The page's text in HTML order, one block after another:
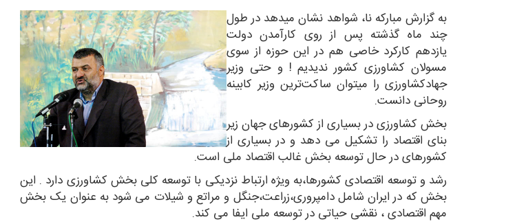
به گزارش مبارکه نا، شواهد نشان میدهد در طول
چند ماه گذشته پس از روی کارآمدن دولت
یازدهم کارکرد خاصی هم در این حوزه از سوی
مسولان کشاورزی کشور ندیدیم ! و حتی وزیر
جهادکشاورزی را میتوان ساکت‌ترین وزیر کابینه
روحانی دانست.
بخش کشاورزی در بسیاری از کشورهای جهان زیر
بنای اقتصاد را تشکیل می دهد و در بسیاری از
کشورهای در حال توسعه بخش غالب اقتصاد ملی است.
رشد و توسعه اقتصادی کشورها،به ویژه ارتباط نزدیکی با توسعه کلی بخش کشاورزی دارد . این
بخش که در ایران شامل دامپروری،زراعت،جنگل و مراتع و شیلات می شود به عنوان یک بخش
مهم اقتصادی ، نقشی حیاتی در توسعه ملی ایفا می کند.